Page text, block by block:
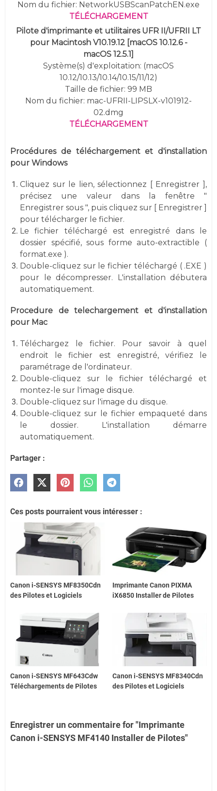
Nom du fichier: NetworkUSBScanPatchEN.exe
TÉLÉCHARGEMENT
Pilote d'imprimante et utilitaires UFR II/UFRII LT
pour Macintosh V10.19.12 [macOS 10.12.6 -
macOS 12.5.1]
Système(s) d'exploitation: (macOS
10.12/10.13/10.14/10.15/11/12)
Taille de fichier: 99 MB
Nom du fichier: mac-UFRII-LIPSLX-v101912-
02.dmg
TÉLÉCHARGEMENT
Procédures de téléchargement et d'installation
pour Windows
Cliquez sur le lien, sélectionnez [ Enregistrer ],
précisez une valeur dans la fenêtre "
Enregistrer sous ", puis cliquez sur [ Enregistrer ]
pour télécharger le fichier.
Le fichier téléchargé est enregistré dans le
dossier spécifié, sous forme auto-extractible (
format.exe ).
Double-cliquez sur le fichier téléchargé ( .EXE )
pour le décompresser. L'installation débutera
automatiquement.
Procedure de telechargement et d'installation
pour Mac
Téléchargez le fichier. Pour savoir à quel
endroit le fichier est enregistré, vérifiez le
paramétrage de l'ordinateur.
Double-cliquez sur le fichier téléchargé et
montez-le sur l'image disque.
Double-cliquez sur l'image du disque.
Double-cliquez sur le fichier empaqueté dans
le dossier. L'installation démarre
automatiquement.
Partager :
Ces posts pourraient vous intéresser :
Canon i-SENSYS MF8350Cdn
des Pilotes et Logiciels
Imprimante Canon PIXMA
iX6850 Installer de Pilotes
Canon i-SENSYS MF643Cdw
Téléchargements de Pilotes
Canon i-SENSYS MF8340Cdn
des Pilotes et Logiciels
Enregistrer un commentaire for "Imprimante
Canon i-SENSYS MF4140 Installer de Pilotes"